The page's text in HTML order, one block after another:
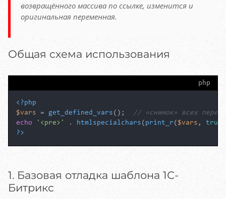
возвращённого массива по ссылке, изменится и
оригинальная переменная.
Общая схема использования
php
<?php
$vars = get_defined_vars (); // «снимок» всех
echo
'<pre>' . htmlspecialchars ( print_r ( $vars , true
?>
1. Базовая отладка шаблона 1С-
Битрикс